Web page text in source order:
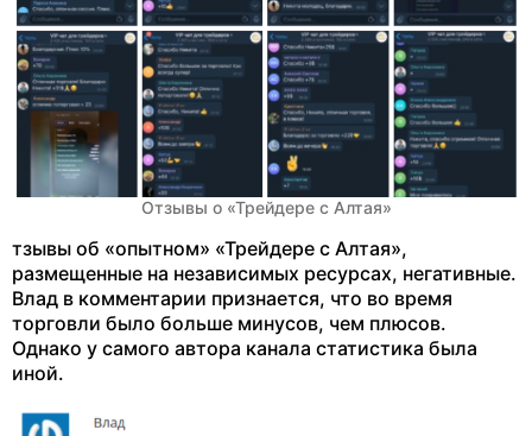
Отзывы о «Трейдере с Алтая»
тзывы об «опытном» «Трейдере с Алтая»,
размещенные на независимых ресурсах, негативные.
Влад в комментарии признается, что во время
торговли было больше минусов, чем плюсов.
Однако у самого автора канала статистика была
иной.